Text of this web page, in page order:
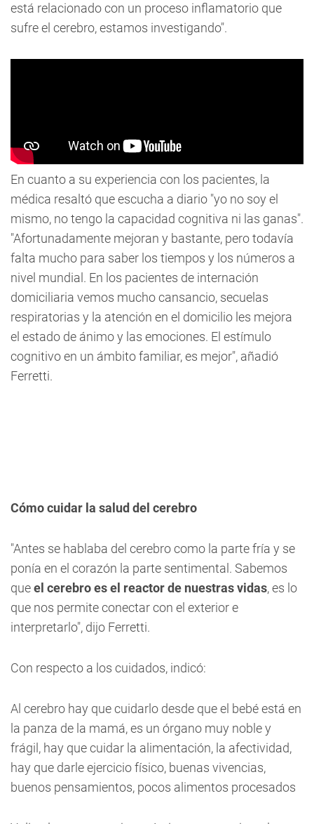
está relacionado con un proceso inflamatorio que
sufre el cerebro, estamos investigando".
En cuanto a su experiencia con los pacientes, la
médica resaltó que escucha a diario "yo no soy el
mismo, no tengo la capacidad cognitiva ni las ganas".
"Afortunadamente mejoran y bastante, pero todavía
falta mucho para saber los tiempos y los números a
nivel mundial. En los pacientes de internación
domiciliaria vemos mucho cansancio, secuelas
respiratorias y la atención en el domicilio les mejora
el estado de ánimo y las emociones. El estímulo
cognitivo en un ámbito familiar, es mejor", añadió
Ferretti.
Cómo cuidar la salud del cerebro
"Antes se hablaba del cerebro como la parte fría y se
ponía en el corazón la parte sentimental. Sabemos
queel cerebro es el reactor de nuestras vidas, es lo
que nos permite conectar con el exterior e
interpretarlo", dijo Ferretti.
Con respecto a los cuidados, indicó:
Al cerebro hay que cuidarlo desde que el bebé está en
la panza de la mamá, es un órgano muy noble y
frágil, hay que cuidar la alimentación, la afectividad,
hay que darle ejercicio físico, buenas vivencias,
buenos pensamientos, pocos alimentos procesados